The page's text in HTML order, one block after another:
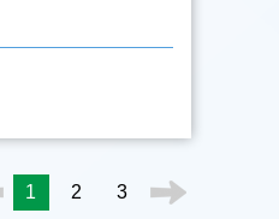
1 2 3